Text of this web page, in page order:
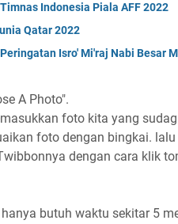
Indonesia Piala AFF 2022
Qatar 2022
Isro' Mi'raj Nabi Besar
A Photo".
foto kita yang
foto dengan bingkai. lalu
dengan cara klik
butuh waktu sekitar 5